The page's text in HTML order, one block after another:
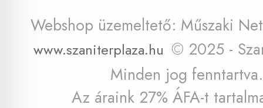
Webshop üzemeltető: Műszaki
www.szaniterplaza.hu © 2025 -
Minden jog fenntartva.
Az áraink 27% ÁFA-t